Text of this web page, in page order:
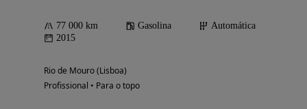
77 000 km Gasolina
Automática
2015
Rio de Mouro (Lisboa)
Profissional • Para o topo